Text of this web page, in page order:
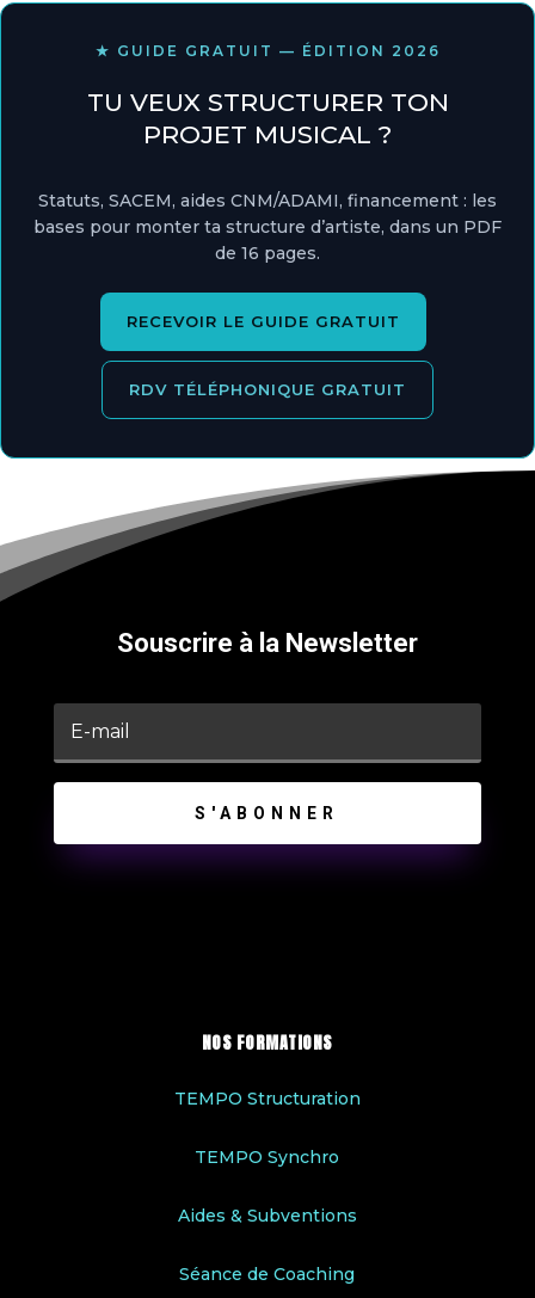
★ GUIDE GRATUIT — ÉDITION 2026
TU VEUX STRUCTURER TON
PROJET MUSICAL ?
Statuts, SACEM, aides CNM/ADAMI, financement : les
bases pour monter ta structure d’artiste, dans un PDF
de 16 pages.
RECEVOIR LE GUIDE GRATUIT
RDV TÉLÉPHONIQUE GRATUIT
Souscrire à la Newsletter
S'ABONNER
NOS FORMATIONS
TEMPO Structuration
TEMPO Synchro
Aides & Subventions
Séance de Coaching